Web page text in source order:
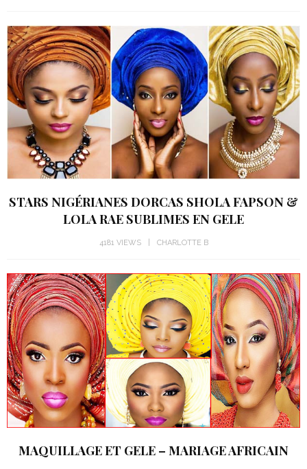
STARS NIGÉRIANES DORCAS SHOLA FAPSON &
LOLA RAE SUBLIMES EN GELE
4181 VIEWS CHARLOTTE B
MAQUILLAGE ET GELE – MARIAGE AFRICAIN